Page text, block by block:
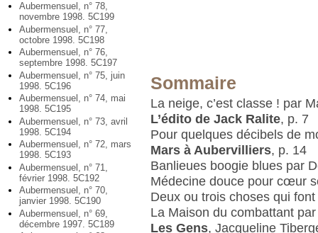
Aubermensuel, n° 78,
novembre 1998. 5C199
Aubermensuel, n° 77,
octobre 1998. 5C198
Aubermensuel, n° 76,
septembre 1998. 5C197
Aubermensuel, n° 75, juin
1998. 5C196
Aubermensuel, n° 74, mai
1998. 5C195
Aubermensuel, n° 73, avril
1998. 5C194
Aubermensuel, n° 72, mars
1998. 5C193
Aubermensuel, n° 71,
février 1998. 5C192
Aubermensuel, n° 70,
janvier 1998. 5C190
Aubermensuel, n° 69,
décembre 1997. 5C189
Sommaire
La neige, c’est classe ! par
L’édito de Jack Ralite, p. 7
Pour quelques décibels de
Mars à Aubervilliers, p. 14
Banlieues boogie blues par
Médecine douce pour cœur
Deux ou trois choses qui
La Maison du combattant
Les Gens, Jacqueline